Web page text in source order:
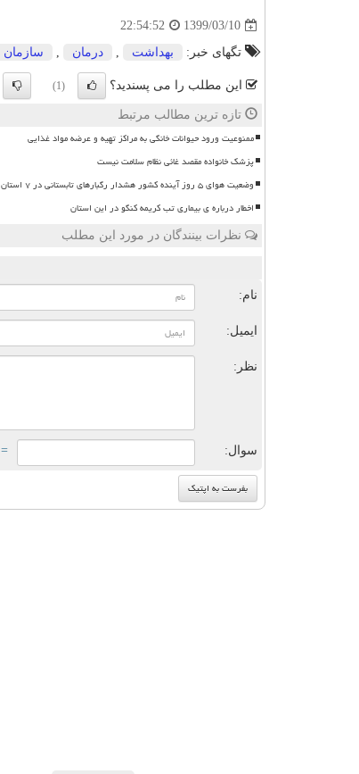
1399/03/10
22:54:52
تگهای خبر: بهداشت , درمان , سازمان
این مطلب را می پسندید؟ (1)
تازه ترین مطالب مرتبط
ممنوعیت ورود حیوانات خانگی به مراکز تهیه و عرضه مواد غذایی
پزشک خانواده مقصد غائی نظام سلامت نیست
وضعیت هوای ۵ روز آینده کشور هشدار رگبارهای تابستانی در ۷ استان
اخطار درباره ی بیماری تب کریمه کنگو در این استان
نظرات بینندگان در مورد این مطلب
نام:
ایمیل:
نظر:
سوال: = ۷ بعلاوه ۳